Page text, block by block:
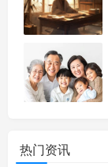
热门资讯